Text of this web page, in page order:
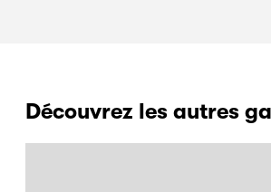
Découvrez les autres